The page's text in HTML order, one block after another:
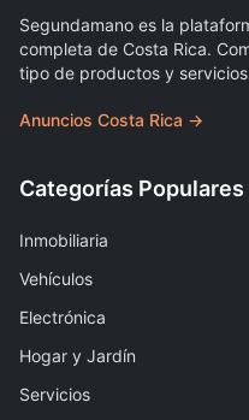
Segundamano es la
completa de Costa Rica.
tipo de productos y
Anuncios Costa Rica →
Categorías Populares
Inmobiliaria
Vehículos
Electrónica
Hogar y Jardín
Servicios